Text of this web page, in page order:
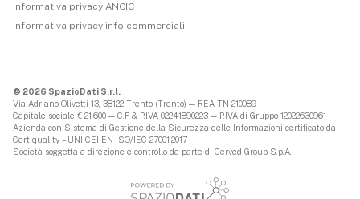
Informativa privacy ANCIC
Informativa privacy info commerciali
© 2026 SpazioDati S.r.l.
Via Adriano Olivetti 13, 38122 Trento (Trento) — REA TN 210089
Capitale sociale € 21.600 — C.F & P.IVA 02241890223 — P.IVA di Gruppo 12022630961
Azienda con Sistema di Gestione della Sicurezza delle Informazioni certificato da
Certiquality – UNI CEI EN ISO/IEC 27001:2017
Società soggetta a direzione e controllo da parte di Cerved Group S.p.A.